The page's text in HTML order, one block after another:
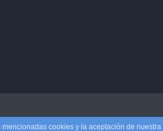
cookies y la aceptación de nuestra